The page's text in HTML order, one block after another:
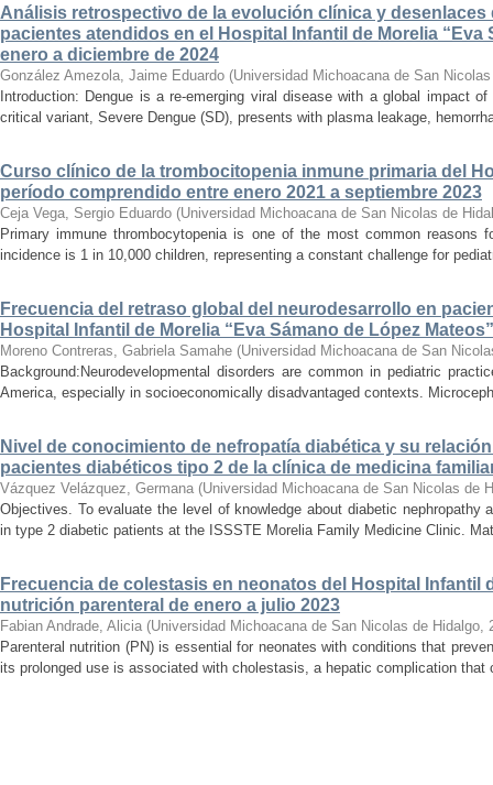
Análisis retrospectivo de la evolución clínica y desenlaces
pacientes atendidos en el Hospital Infantil de Morelia “Eva
enero a diciembre de 2024
González Amezola, Jaime Eduardo (Universidad Michoacana de San
Introduction: Dengue is a re-emerging viral disease with a global impact
critical variant, Severe Dengue (SD), presents with plasma leakage,
Curso clínico de la trombocitopenia inmune primaria del
período comprendido entre enero 2021 a septiembre 2023
Ceja Vega, Sergio Eduardo (Universidad Michoacana de San Nicolas de
Primary immune thrombocytopenia is one of the most common reasons
incidence is 1 in 10,000 children, representing a constant challenge for
Frecuencia del retraso global del neurodesarrollo en
Hospital Infantil de Morelia “Eva Sámano de López Mateos”
Moreno Contreras, Gabriela Samahe (Universidad Michoacana de San
Background:Neurodevelopmental disorders are common in pediatric
America, especially in socioeconomically disadvantaged contexts.
Nivel de conocimiento de nefropatía diabética y su
pacientes diabéticos tipo 2 de la clínica de medicina
Vázquez Velázquez, Germana (Universidad Michoacana de San Nicolas de
Objectives. To evaluate the level of knowledge about diabetic nephropathy
in type 2 diabetic patients at the ISSSTE Morelia Family Medicine Clinic.
Frecuencia de colestasis en neonatos del Hospital Infantil
nutrición parenteral de enero a julio 2023
Fabian Andrade, Alicia (Universidad Michoacana de San Nicolas de Hidalgo,
Parenteral nutrition (PN) is essential for neonates with conditions that
its prolonged use is associated with cholestasis, a hepatic complication that